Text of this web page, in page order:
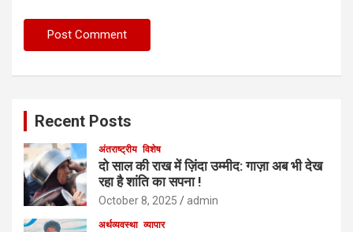
Recent Posts
अंतराष्ट्रीय विशेष
दो साल की राख में ज़िंदा उम्मीद: गाज़ा अब भी देख
रहा है शांति का सपना !
October 8, 2025 admin
अर्थव्यवस्था व्यापार